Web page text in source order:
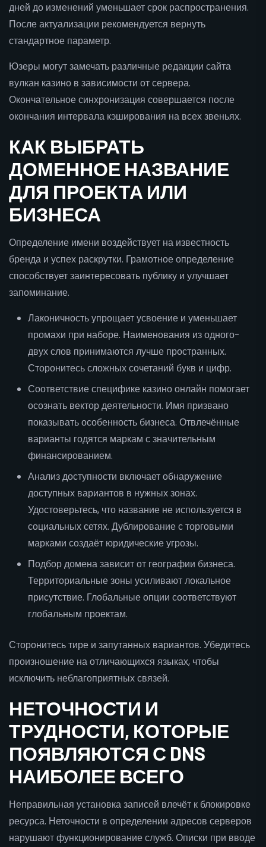
дней до изменений уменьшает срок распространения.
После актуализации рекомендуется вернуть
стандартное параметр.
Юзеры могут замечать различные редакции сайта
вулкан казино в зависимости от сервера.
Окончательное синхронизация совершается после
окончания интервала кэширования на всех звеньях.
КАК ВЫБРАТЬ
ДОМЕННОЕ НАЗВАНИЕ
ДЛЯ ПРОЕКТА ИЛИ
БИЗНЕСА
Определение имени воздействует на известность
бренда и успех раскрутки. Грамотное определение
способствует заинтересовать публику и улучшает
запоминание.
Лаконичность упрощает усвоение и уменьшает
промахи при наборе. Наименования из одного-
двух слов принимаются лучше пространных.
Сторонитесь сложных сочетаний букв и цифр.
Соответствие специфике казино онлайн помогает
осознать вектор деятельности. Имя призвано
показывать особенность бизнеса. Отвлечённые
варианты годятся маркам с значительным
финансированием.
Анализ доступности включает обнаружение
доступных вариантов в нужных зонах.
Удостоверьтесь, что название не используется в
социальных сетях. Дублирование с торговыми
марками создаёт юридические угрозы.
Подбор домена зависит от географии бизнеса.
Территориальные зоны усиливают локальное
присутствие. Глобальные опции соответствуют
глобальным проектам.
Сторонитесь тире и запутанных вариантов. Убедитесь
произношение на отличающихся языках, чтобы
исключить неблагоприятных связей.
НЕТОЧНОСТИ И
ТРУДНОСТИ, КОТОРЫЕ
ПОЯВЛЯЮТСЯ С DNS
НАИБОЛЕЕ ВСЕГО
Неправильная установка записей влечёт к блокировке
ресурса. Неточности в определении адресов серверов
нарушают функционирование служб. Описки при вводе